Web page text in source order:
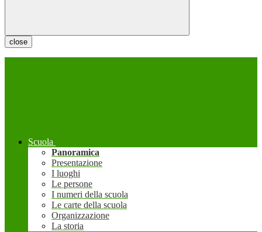
close
Scuola
Panoramica
Presentazione
I luoghi
Le persone
I numeri della scuola
Le carte della scuola
Organizzazione
La storia